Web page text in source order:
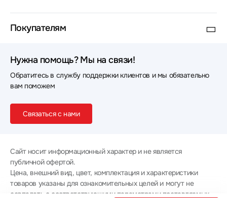
Покупателям
Нужна помощь? Мы на связи!
Обратитесь в службу поддержки клиентов и мы обязательно
вам поможем
Связаться с нами
Сайт носит информационный характер и не является
публичной офертой.
Цена, внешний вид, цвет, комплектация и характеристики
товаров указаны для ознакомительных целей и могут не
совпадать с соответствующими параметрами поставляемых